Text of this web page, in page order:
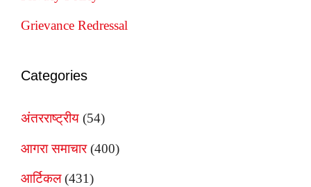
Grievance Redressal
Categories
अंतरराष्ट्रीय (54)
आगरा समाचार(400)
आर्टिकल(431)